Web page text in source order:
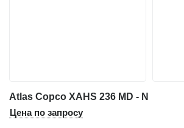
Atlas Copco XAHS 236 MD - N
Цена по запросу